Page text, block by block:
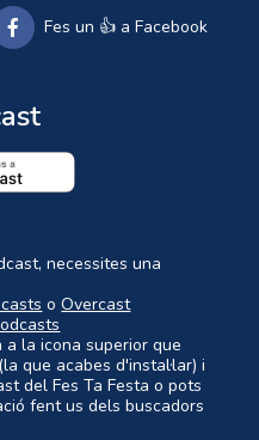
Fes un 👍 a Facebook
necessites una
oOvercast
a la icona superior que
que acabes d'instal·lar) i
del Fes Ta Festa o pots
fent us dels buscadors